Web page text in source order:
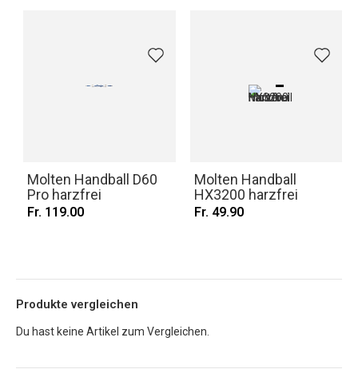
Molten Handball D60
Pro harzfrei
Fr. 119.00
Molten Handball
HX3200 harzfrei
Fr. 49.90
Produkte vergleichen
Du hast keine Artikel zum Vergleichen.